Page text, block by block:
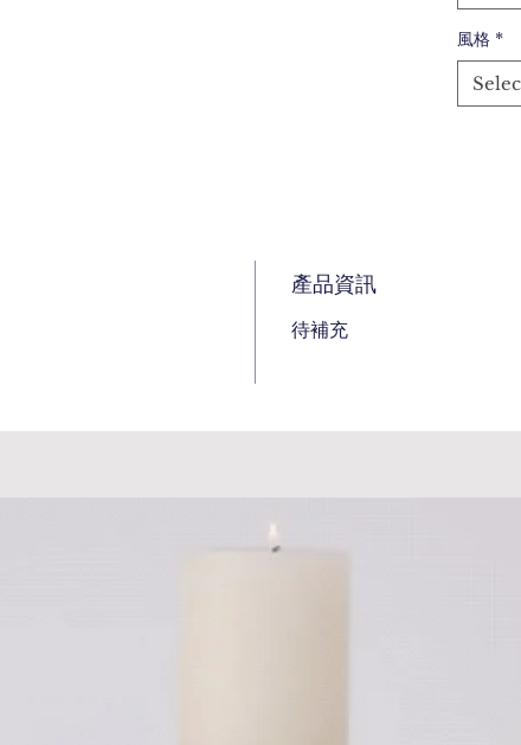
風格 *
產品資訊
待補充